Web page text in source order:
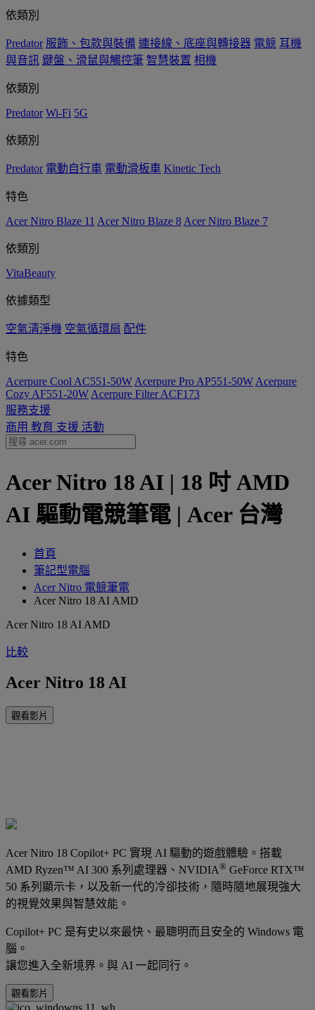
依類別
Predator 服飾、包款與裝備 連接線、底座與轉接器 電競 耳機
與音訊 鍵盤、滑鼠與觸控筆 智慧裝置 相機
依類別
Predator Wi-Fi 5G
依類別
Predator 電動自行車 電動滑板車 Kinetic Tech
特色
Acer Nitro Blaze 11 Acer Nitro Blaze 8 Acer Nitro Blaze 7
依類別
VitaBeauty
依據類型
空氣清淨機 空氣循環扇 配件
特色
Acerpure Cool AC551-50W Acerpure Pro AP551-50W Acerpure
Cozy AF551-20W Acerpure Filter ACF173
服務支援
商用 教育 支援 活動
Acer Nitro 18 AI | 18 吋 AMD
AI 驅動電競筆電 | Acer 台灣
首頁
筆記型電腦
Acer Nitro 電競筆電
Acer Nitro 18 AI AMD
Acer Nitro 18 AI AMD
比較
Acer Nitro 18 AI
觀看影片
Acer Nitro 18 Copilot+ PC 實現 AI 驅動的遊戲體驗。搭載
AMD Ryzen™ AI 300 系列處理器、NVIDIA® GeForce RTX™
50 系列顯示卡，以及新一代的冷卻技術，隨時隨地展現強大
的視覺效果與智慧效能。
Copilot+ PC 是有史以來最快、最聰明而且安全的 Windows 電
腦。
讓您進入全新境界。與 AI 一起同行。
觀看影片